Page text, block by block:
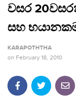
වසර
සහ
KARAPOTHTHA
on February 18, 2010